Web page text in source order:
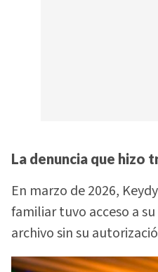
La denuncia que hizo
En marzo de 2026,
familiar tuvo acceso a
archivo sin su